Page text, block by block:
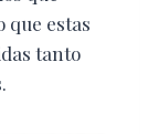
que estas
tanto